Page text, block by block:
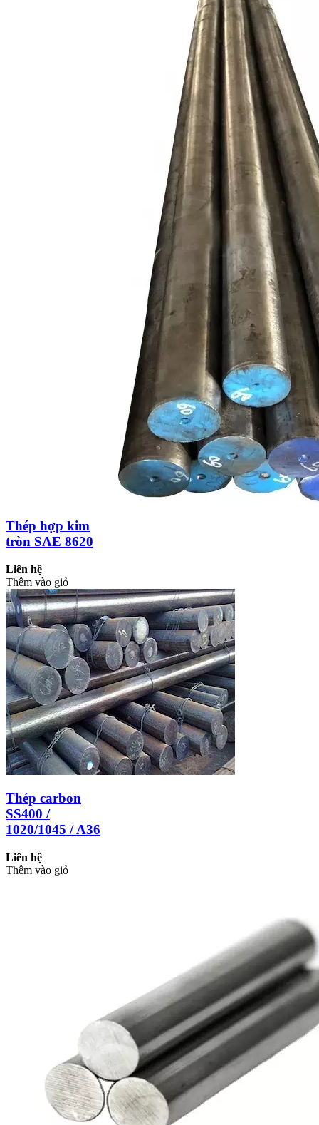
Thép hợp kim
tròn SAE 8620
Liên hệ
Thêm vào giỏ
Thép carbon
SS400 /
1020/1045 / A36
Liên hệ
Thêm vào giỏ